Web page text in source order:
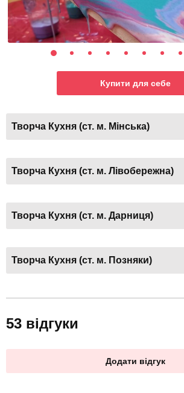
Купити для себе
Творча Кухня (ст. м. Мінська)
Творча Кухня (ст. м. Лівобережна)
Творча Кухня (ст. м. Дарниця)
Творча Кухня (ст. м. Позняки)
53 відгуки
Додати відгук